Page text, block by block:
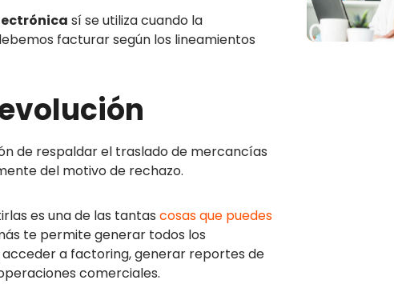
sí se utiliza cuando la
facturar según los lineamientos
de respaldar el traslado de mercancías
del motivo de rechazo.
es una de las tantas cosas que puedes
te permite generar todos los
a factoring, generar reportes de
comerciales.